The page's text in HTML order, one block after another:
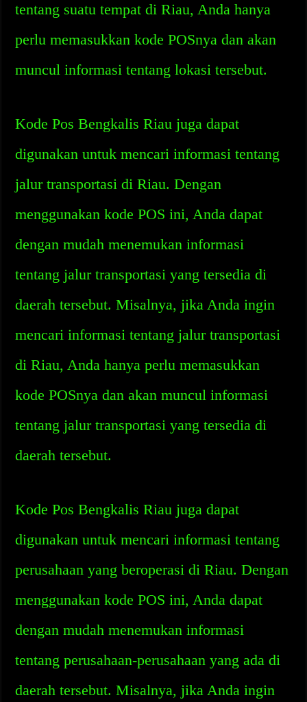
tentang suatu tempat di Riau, Anda hanya
perlu memasukkan kode POSnya dan akan
muncul informasi tentang lokasi tersebut.
Kode Pos Bengkalis Riau juga dapat
digunakan untuk mencari informasi tentang
jalur transportasi di Riau. Dengan
menggunakan kode POS ini, Anda dapat
dengan mudah menemukan informasi
tentang jalur transportasi yang tersedia di
daerah tersebut. Misalnya, jika Anda ingin
mencari informasi tentang jalur transportasi
di Riau, Anda hanya perlu memasukkan
kode POSnya dan akan muncul informasi
tentang jalur transportasi yang tersedia di
daerah tersebut.
Kode Pos Bengkalis Riau juga dapat
digunakan untuk mencari informasi tentang
perusahaan yang beroperasi di Riau. Dengan
menggunakan kode POS ini, Anda dapat
dengan mudah menemukan informasi
tentang perusahaan-perusahaan yang ada di
daerah tersebut. Misalnya, jika Anda ingin